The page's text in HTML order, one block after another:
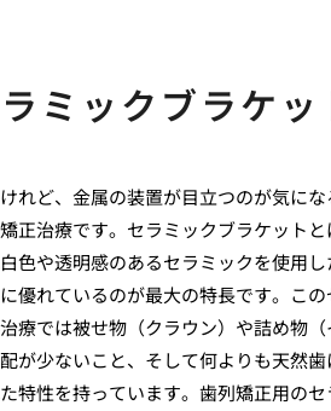
ミックブラケ
れど、金属の装置が目立つのが気に
正治療です。セラミックブラケット
色や透明感のあるセラミックを使用
優れているのが最大の特長です。こ
療では被せ物（クラウン）や詰め物
が少ないこと、そして何よりも天然
特性を持っています。歯列矯正用の